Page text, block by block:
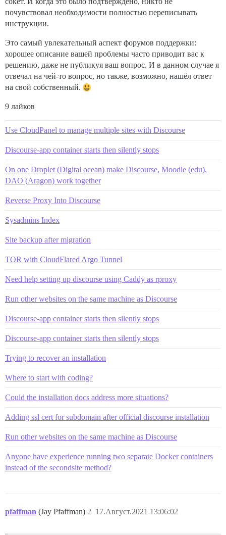
почувствовал необходимости полностью переписывать
инструкции.
Это самый увлекательный аспект форумов поддержки:
хорошее описание вашей проблемы часто приводит вас к
решению, даже не публикуя ваш вопрос. И в данном случае я
отвечал на чей-то вопрос, но также, возможно, нашёл ответ
на свой собственный.
9 лайков
Use CloudPanel to manage multiple sites with Discourse
Discourse-app container starts then silently stops
On one Droplet (Digital ocean) make Discourse, Moodle (edu),
DAO (Aragon) work together
Reverse Proxy Into Discourse
Sysadmins Index
Site backup after migration
TOR with CloudFlared Argo Tunnel
Need help setting up discourse using Caddy as rproxy
Run other websites on the same machine as Discourse
Discourse-app container starts then silently stops
Discourse-app container starts then silently stops
Trying to recover an installation
Where to start with coding?
Could the installation docs address more situations?
Adding ssl cert for subdomain after official discourse installation
Run other websites on the same machine as Discourse
Anyone have experience running two separate Docker containers
instead of the secondsite method?
pfaffman (Jay Pfaffman) 17.Август.2021 13:06:02
2